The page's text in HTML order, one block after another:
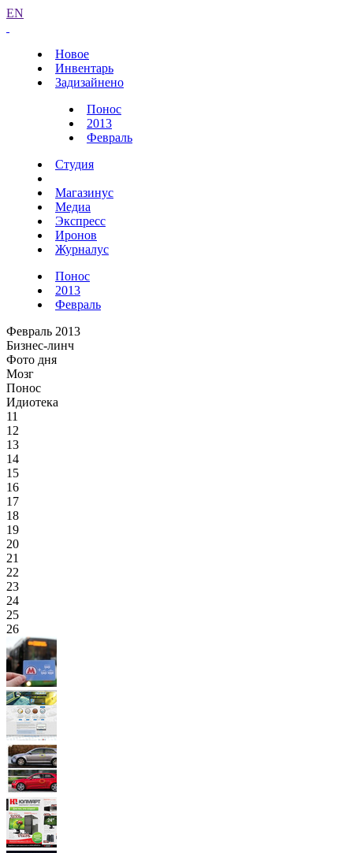
EN
Новое
Инвентарь
Задизайнено
Понос
2013
Февраль
Студия
Магазинус
Медиа
Экспресс
Иронов
Журналус
Понос
2013
Февраль
Февраль 2013
Бизнес-линч
Фото дня
Мозг
Понос
Идиотека
11
12
13
14
15
16
17
18
19
20
21
22
23
24
25
26